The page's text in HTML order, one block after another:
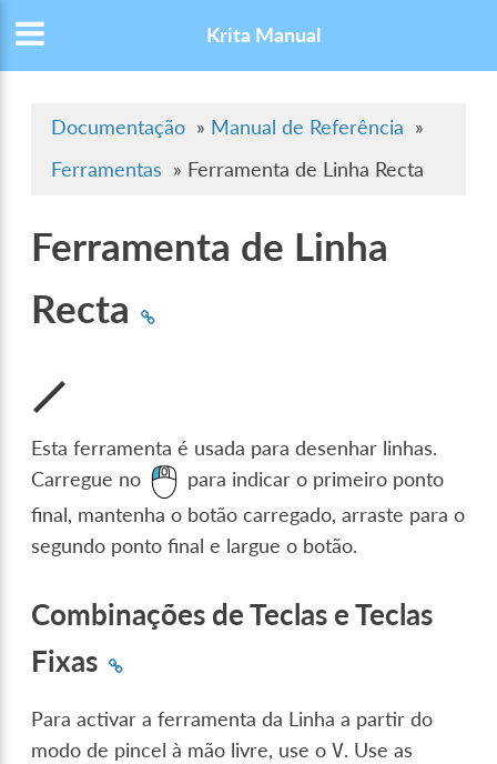
Krita Manual
Documentação » Manual de Referência »
Ferramentas » Ferramenta de Linha Recta
Ferramenta de Linha
Recta
Esta ferramenta é usada para desenhar linhas.
Carregue no
para indicar o primeiro ponto
final, mantenha o botão carregado, arraste para o
segundo ponto final e largue o botão.
Combinações de Teclas e Teclas
Fixas
Para activar a ferramenta da Linha a partir do
modo de pincel à mão livre, use oV. Use as